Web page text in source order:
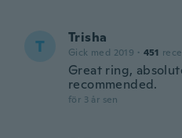
T Trisha
Gick med 2019 · 451
Great ring,
recommended.
för 3 år sen